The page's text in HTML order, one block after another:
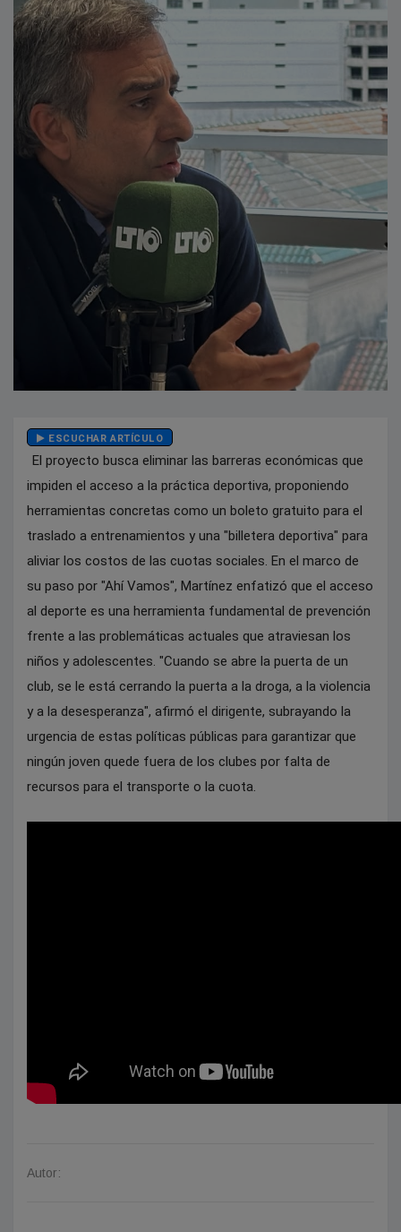
ESCUCHAR ARTÍCULO
El proyecto busca eliminar las barreras económicas que
impiden el acceso a la práctica deportiva, proponiendo
herramientas concretas como un boleto gratuito para el
traslado a entrenamientos y una "billetera deportiva" para
aliviar los costos de las cuotas sociales. En el marco de
su paso por "Ahí Vamos", Martínez enfatizó que el acceso
al deporte es una herramienta fundamental de prevención
frente a las problemáticas actuales que atraviesan los
niños y adolescentes. "Cuando se abre la puerta de un
club, se le está cerrando la puerta a la droga, a la violencia
y a la desesperanza", afirmó el dirigente, subrayando la
urgencia de estas políticas públicas para garantizar que
ningún joven quede fuera de los clubes por falta de
recursos para el transporte o la cuota.
Autor: